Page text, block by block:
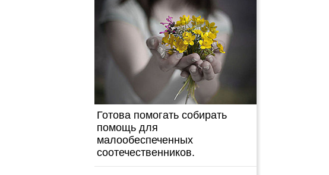
Готова помогать собирать
помощь для
малообеспеченных
соотечественников.